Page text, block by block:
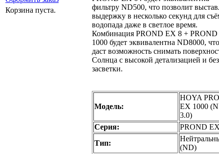
Корзина пуста.
фильтру ND500, что позволит
выдержку в несколько секунд для
водопада даже в светлое время.
Комбинация PROND EX 8 +
1000 будет эквивалентна ND8000,
даст возможность снимать
Солнца с высокой детализацией и без
засветки.
Модель:
HOYA
EX 1000
3.0)
Серия:
PROND
Тип:
(ND)